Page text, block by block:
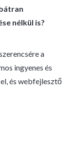
nélkül is?
a
ingyenes és
és webfejlesztő